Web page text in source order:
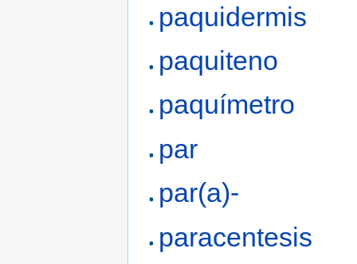
paquidermis
paquiteno
paquímetro
par
par(a)-
paracentesis